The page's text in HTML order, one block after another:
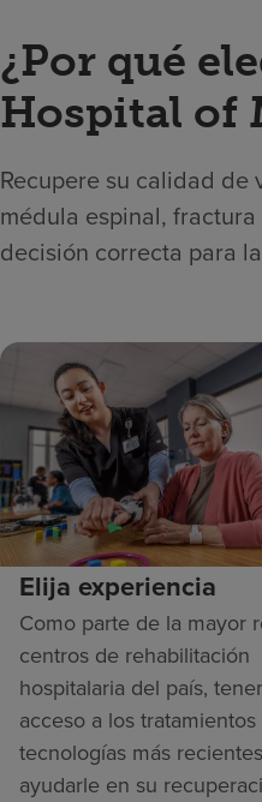
¿Por qué
Hospital of
Recupere su calidad
médula espinal,
decisión correcta para
Elija experiencia
Como parte de la mayor
centros de rehabilitación
hospitalaria del país,
acceso a los tratamientos
tecnologías más
ayudarle en su